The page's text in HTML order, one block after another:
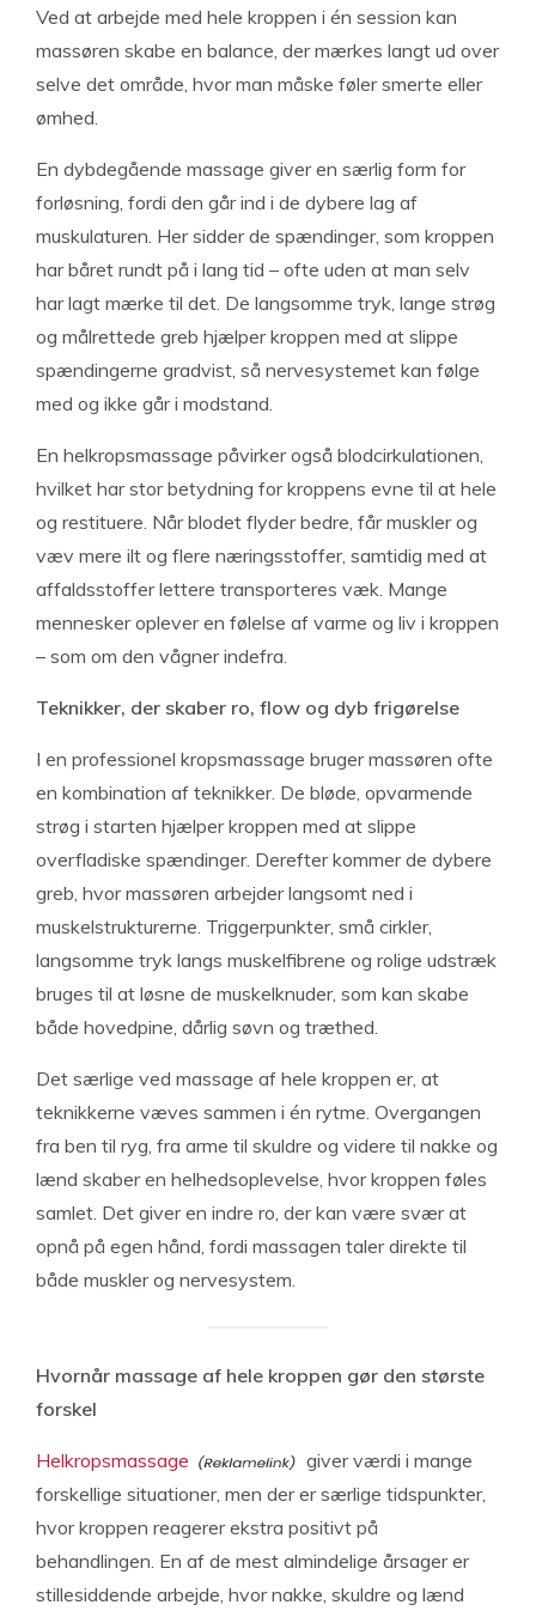
Ved at arbejde med hele kroppen i én session kan
massøren skabe en balance, der mærkes langt ud over
selve det område, hvor man måske føler smerte eller
ømhed.
En dybdegående massage giver en særlig form for
forløsning, fordi den går ind i de dybere lag af
muskulaturen. Her sidder de spændinger, som kroppen
har båret rundt på i lang tid – ofte uden at man selv
har lagt mærke til det. De langsomme tryk, lange strøg
og målrettede greb hjælper kroppen med at slippe
spændingerne gradvist, så nervesystemet kan følge
med og ikke går i modstand.
En helkropsmassage påvirker også blodcirkulationen,
hvilket har stor betydning for kroppens evne til at hele
og restituere. Når blodet flyder bedre, får muskler og
væv mere ilt og flere næringsstoffer, samtidig med at
affaldsstoffer lettere transporteres væk. Mange
mennesker oplever en følelse af varme og liv i kroppen
– som om den vågner indefra.
Teknikker, der skaber ro, flow og dyb frigørelse
I en professionel kropsmassage bruger massøren ofte
en kombination af teknikker. De bløde, opvarmende
strøg i starten hjælper kroppen med at slippe
overfladiske spændinger. Derefter kommer de dybere
greb, hvor massøren arbejder langsomt ned i
muskelstrukturerne. Triggerpunkter, små cirkler,
langsomme tryk langs muskelfibrene og rolige udstræk
bruges til at løsne de muskelknuder, som kan skabe
både hovedpine, dårlig søvn og træthed.
Det særlige ved massage af hele kroppen er, at
teknikkerne væves sammen i én rytme. Overgangen
fra ben til ryg, fra arme til skuldre og videre til nakke og
lænd skaber en helhedsoplevelse, hvor kroppen føles
samlet. Det giver en indre ro, der kan være svær at
opnå på egen hånd, fordi massagen taler direkte til
både muskler og nervesystem.
Hvornår massage af hele kroppen gør den største
forskel
Helkropsmassage
giver værdi i mange
forskellige situationer, men der er særlige tidspunkter,
hvor kroppen reagerer ekstra positivt på
behandlingen. En af de mest almindelige årsager er
stillesiddende arbejde, hvor nakke, skuldre og lænd